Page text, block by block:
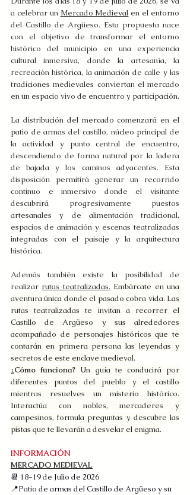
a celebrar un Mercado Medieval en el entorno
del Castillo de Argüeso. Esta propuesta nace
con el objetivo de transformar el entorno
histórico del municipio en una experiencia
cultural inmersiva, donde la artesanía, la
recreación histórica, la animación de calle y las
tradiciones medievales conviertan el mercado
en un espacio vivo de encuentro y participación.
La distribución del mercado comenzará en el
patio de armas del castillo, núcleo principal de
la actividad y punto central de encuentro,
descendiendo de forma natural por la ladera
de bajada y los caminos adyacentes. Esta
disposición permitirá generar un recorrido
continuo e inmersivo donde el visitante
descubrirá progresivamente puestos
artesanales y de alimentación tradicional,
espacios de animación y escenas teatralizadas
integradas con el paisaje y la arquitectura
histórica.
Además también existe la posibilidad de
realizar rutas teatralizadas. Embárcate en una
aventura única donde el pasado cobra vida. Las
rutas teatralizadas te invitan a recorrer el
Castillo de Argüeso y sus alrededores
acompañado de personajes históricos que te
contarán en primera persona las leyendas y
secretos de este enclave medieval.
¿Cómo funciona? Un guía te conducirá por
diferentes puntos del pueblo y el castillo
mientras resuelves un misterio histórico.
Interactúa con nobles, mercaderes y
campesinos, formula preguntas y descubre las
pistas que te llevarán a desvelar el enigma.
INFORMACIÓN
MERCADO MEDIEVAL
📆 18-19 de Julio de 2026
📍Patio de armas del Castillo de Argüeso y su